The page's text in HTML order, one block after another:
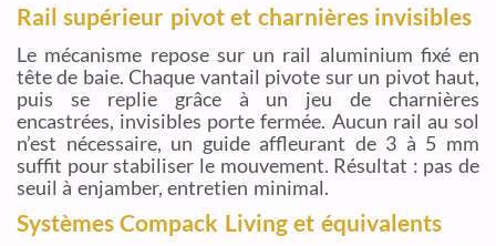
Rail supérieur pivot et charnières invisibles
Le mécanisme repose sur un rail aluminium fixé en
tête de baie. Chaque vantail pivote sur un pivot haut,
puis se replie grâce à un jeu de charnières
encastrées, invisibles porte fermée. Aucun rail au sol
n’est nécessaire, un guide affleurant de 3 à 5 mm
suffit pour stabiliser le mouvement. Résultat : pas de
seuil à enjamber, entretien minimal.
Systèmes Compack Living et équivalents